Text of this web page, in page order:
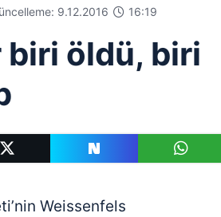
9.12.2016 16:19
biri öldü, biri
Weissenfels